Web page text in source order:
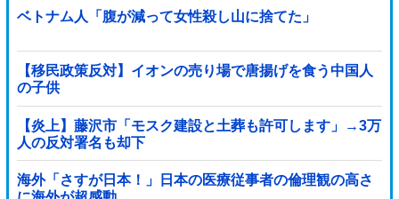
ベトナム人「腹が減って女性殺し山に捨てた」
【移民政策反対】イオンの売り場で唐揚げを食う中国人
の子供
【炎上】藤沢市「モスク建設と土葬も許可します」→3万
人の反対署名も却下
海外「さすが日本！」日本の医療従事者の倫理観の高さ